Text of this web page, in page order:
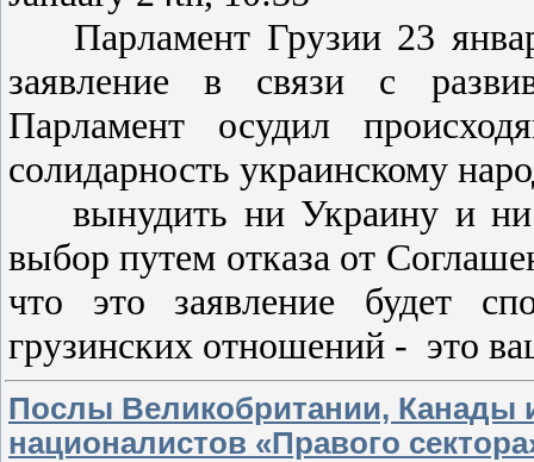
Парламент Грузии 23
заявление в связи с
Парламент осудил
солидарность украинскому
вынудить ни Украину и ни
выбор путем отказа от
что это заявление будет
грузинских отношений - это
Послы Великобритании, Канады
националистов «Правого